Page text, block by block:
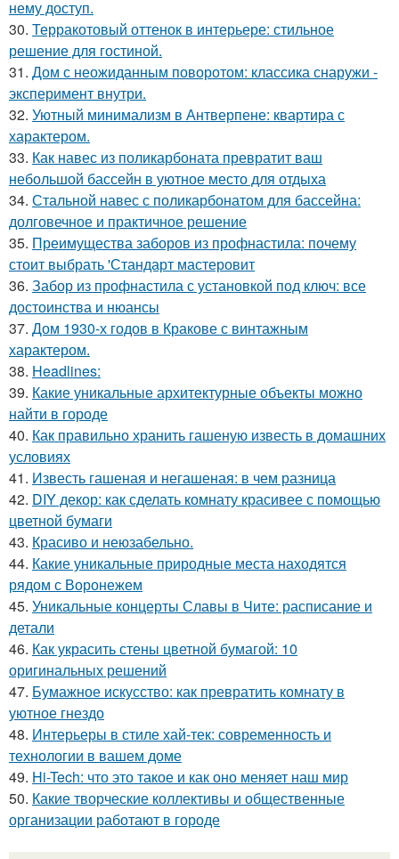
нему доступ.
30. Терракотовый оттенок в интерьере: стильное
решение для гостиной.
31. Дом с неожиданным поворотом: классика снаружи -
эксперимент внутри.
32. Уютный минимализм в Антверпене: квартира с
характером.
33. Как навес из поликарбоната превратит ваш
небольшой бассейн в уютное место для отдыха
34. Стальной навес с поликарбонатом для бассейна:
долговечное и практичное решение
35. Преимущества заборов из профнастила: почему
стоит выбрать 'Стандарт мастеровит
36. Забор из профнастила с установкой под ключ: все
достоинства и нюансы
37. Дом 1930-х годов в Кракове с винтажным
характером.
38. Headlines:
39. Какие уникальные архитектурные объекты можно
найти в городе
40. Как правильно хранить гашеную известь в домашних
условиях
41. Известь гашеная и негашеная: в чем разница
42. DIY декор: как сделать комнату красивее с помощью
цветной бумаги
43. Красиво и неюзабельно.
44. Какие уникальные природные места находятся
рядом с Воронежем
45. Уникальные концерты Славы в Чите: расписание и
детали
46. Как украсить стены цветной бумагой: 10
оригинальных решений
47. Бумажное искусство: как превратить комнату в
уютное гнездо
48. Интерьеры в стиле хай-тек: современность и
технологии в вашем доме
49. Hi-Tech: что это такое и как оно меняет наш мир
50. Какие творческие коллективы и общественные
организации работают в городе